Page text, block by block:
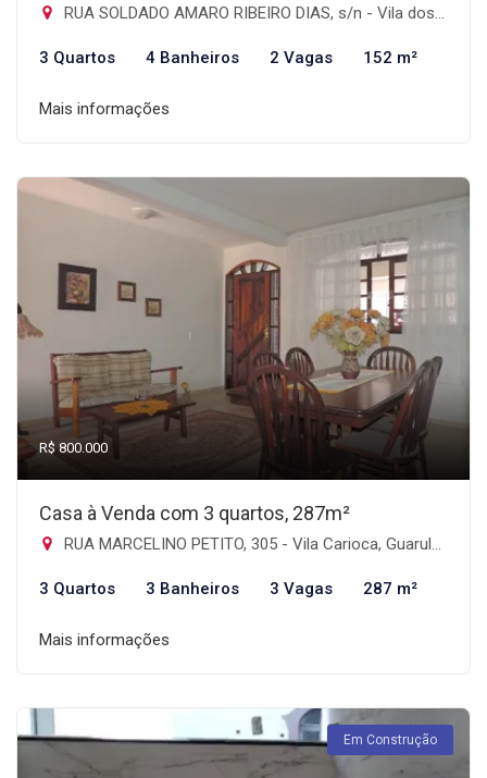
RUA SOLDADO AMARO RIBEIRO DIAS, s/n - Vila dos Telles, Guarulhos-SP
3 Quartos 4 Banheiros 2 Vagas 152 m²
Mais informações
R$ 800.000
Casa à Venda com 3 quartos, 287m²
RUA MARCELINO PETITO, 305 - Vila Carioca, Guarulhos-SP
3 Quartos 3 Banheiros 3 Vagas 287 m²
Mais informações
Em Construção